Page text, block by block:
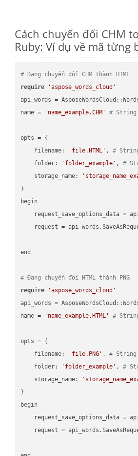
Cách chuyển đổi CHM
Ruby: Ví dụ về mã từng
# Đang chuyển đổi CHM thành HTML
require
'aspose_words_cloud'
api_words =
name =
'name_example.CHM' # String
opts = {
    filename:
'file.HTML' , #
    folder:
'folder_example' , #
    storage_name:
}
begin
request_save_options_data =
request =
end
# Đang chuyển đổi HTML thành PNG
require
'aspose_words_cloud'
api_words =
name =
'name_example.HTML' #
opts = {
    filename:
'file.PNG' , #
    folder:
'folder_example' , #
    storage_name:
}
begin
request_save_options_data =
request =